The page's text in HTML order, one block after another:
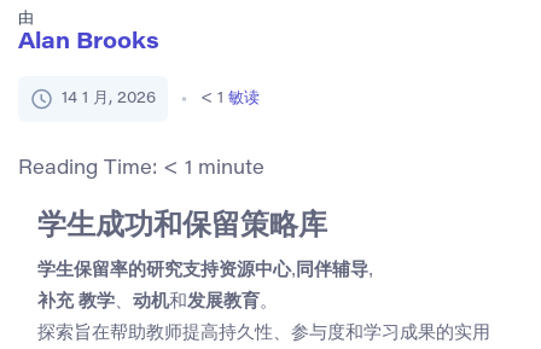
由
Alan Brooks
14 1 月, 2026 < 1 敏读
Reading Time: < 1 minute
学生成功和保留策略库
学生保留率的研究支持资源中心, 同伴辅导,
补充 教学 动机和发展教育 。
探索旨在帮助教师提高持久性、参与度和学习成果的实用